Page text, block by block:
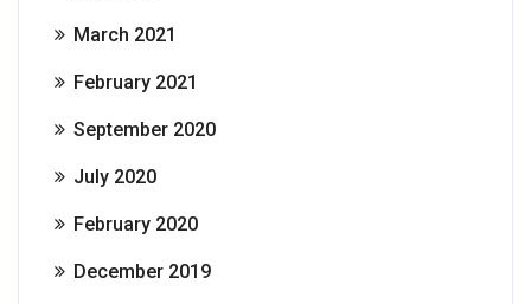
March 2021
February 2021
September 2020
July 2020
February 2020
December 2019